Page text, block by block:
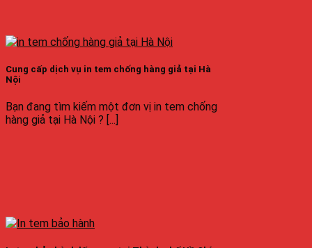
Cung cấp dịch vụ in tem chống hàng giả tại Hà
Nội
Bạn đang tìm kiếm một đơn vị in tem chống
hàng giả tại Hà Nội ? [...]